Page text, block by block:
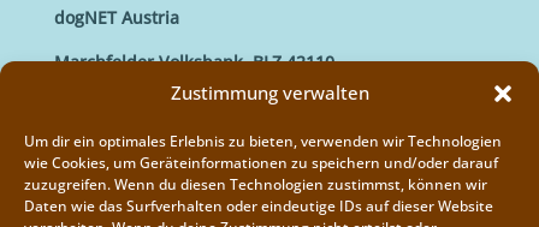
Zustimmung verwalten
Um dir ein optimales Erlebnis zu bieten, verwenden wir Technologien
wie Cookies, um Geräteinformationen zu speichern und/oder darauf
zuzugreifen. Wenn du diesen Technologien zustimmst, können wir
Daten wie das Surfverhalten oder eindeutige IDs auf dieser Website
dogNET Austria
Marchfelder Volksbank, BLZ 42110
IBAN: AT66 4211 0421 5000 0000